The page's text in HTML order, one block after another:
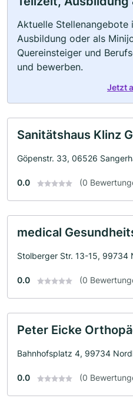
Aktuelle Stellenangebote
Ausbildung oder als
Quereinsteiger und
und bewerben.
Jetzt
Sanitätshaus Klinz
Göpenstr. 33, 06526
0.0 (0
medical
Stolberger Str. 13-15, 99734
0.0 (0
Peter Eicke
Bahnhofsplatz 4, 99734
0.0 (0